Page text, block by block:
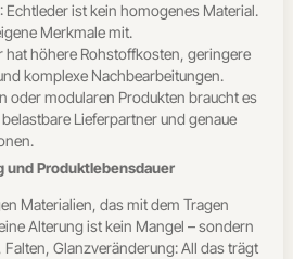
: Echtleder ist kein homogenes Material.
Merkmale mit.
hat höhere Rohstoffkosten, geringere
komplexe Nachbearbeitungen.
oder modularen Produkten braucht es
Lieferpartner und genaue
und Produktlebensdauer
Materialien, das mit dem Tragen
Alterung ist kein Mangel – sondern
Falten, Glanzveränderung: All das trägt